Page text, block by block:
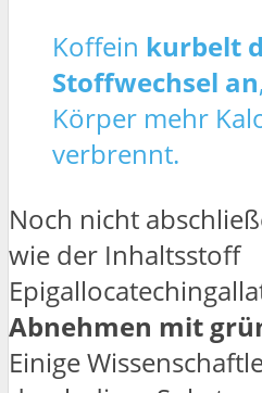
Koffein kurbelt
Stoffwechsel an
Körper mehr
verbrennt.
Noch nicht
wie der Inhaltsstoff
Abnehmen mit
Einige